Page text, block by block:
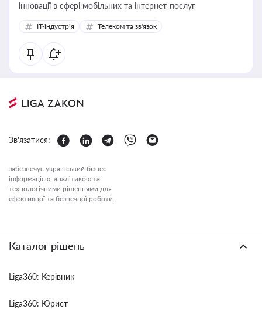
інновації в сфері мобільних та інтернет-послуг
IT-індустрія Телеком та зв'язок
Зв'язатися:
забезпечує український бізнес
інформацією, аналітикою та
технологічними рішеннями для
ефективної та безпечної роботи.
Каталог рішень
Liga360: Керівник
Liga360: Юрист